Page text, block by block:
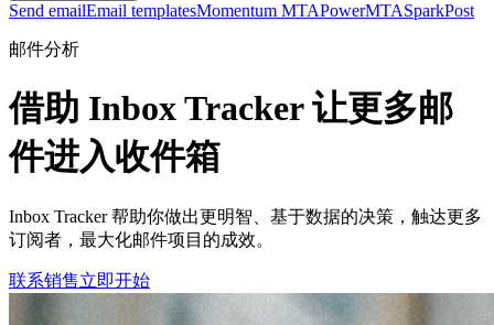
Send emailEmail templatesMomentum MTAPowerMTASparkPost
邮件分析
借助 Inbox Tracker 让更多邮
件进入收件箱
Inbox Tracker 帮助你做出更明智、基于数据的决策，触达更多
订阅者，最大化邮件项目的成效。
联系销售立即开始